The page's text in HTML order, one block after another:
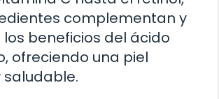
complementan y
beneficios del ácido
ofreciendo una piel